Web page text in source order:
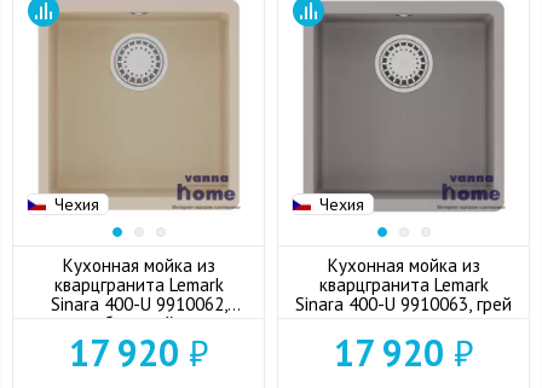
Чехия
Кухонная мойка из
кварцгранита Lemark
Sinara 400-U 9910062,
бежевый
17 920 ₽
Чехия
Кухонная мойка из
кварцгранита Lemark
Sinara 400-U 9910063, грей
17 920 ₽